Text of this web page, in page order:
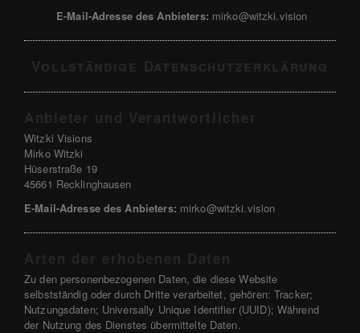
E-Mail-Adresse des Anbieters: mirko@witzki.vision
Witzki Visions
Mirko Witzki
Hüserstraße 19
45661 Recklinghausen
E-Mail-Adresse des Anbieters: mirko@witzki.vision
Zu den personenbezogenen Daten, die diese Website
selbstständig oder durch Dritte verarbeitet, gehören: Tracker;
Nutzungsdaten; Universally Unique Identifier (UUID); Während
der Nutzung des Dienstes übermittelte Daten.